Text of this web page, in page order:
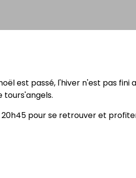
est passé, l'hiver n'est pas
tours'angels.
20h45 pour se retrouver et